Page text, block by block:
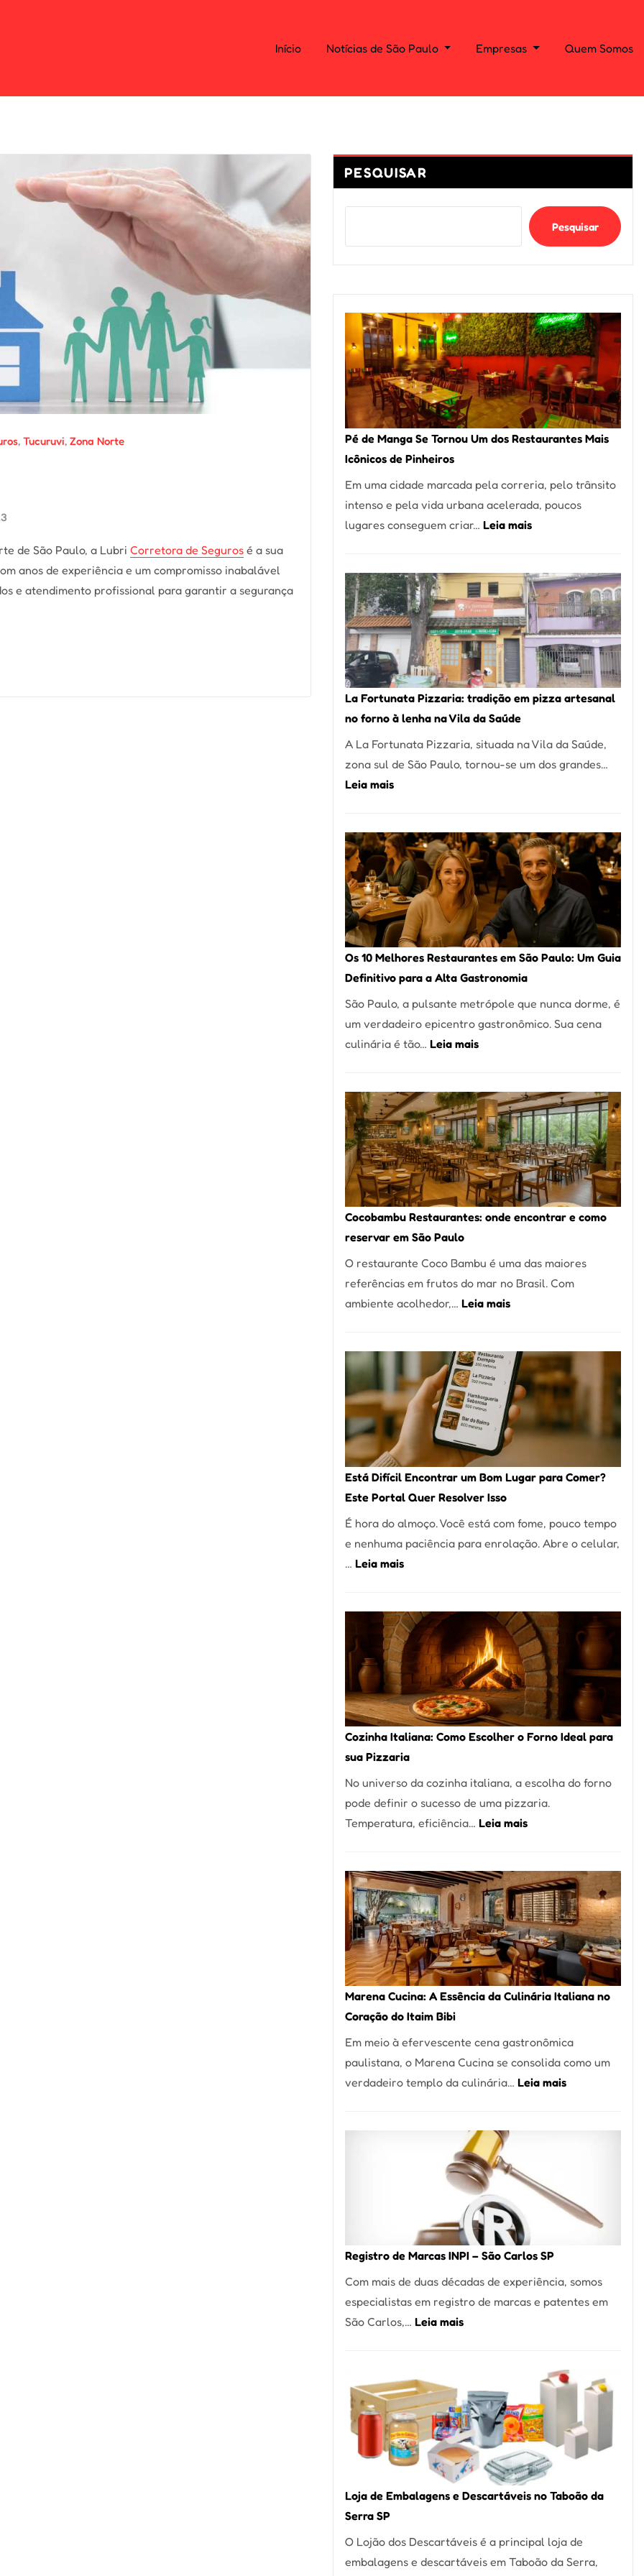
Início Notícias de São Paulo Empresas Quem Somos
, Tucuruvi, Zona Norte
de São Paulo, a Lubri Corretora de Seguros é a sua
anos de experiência e um compromisso inabalável
e atendimento profissional para garantir a segurança
PESQUISAR
Pesquisar
Pé de Manga Se Tornou Um dos Restaurantes Mais
Icônicos de Pinheiros
Em uma cidade marcada pela correria, pelo trânsito
intenso e pela vida urbana acelerada, poucos
lugares conseguem criar… Leia mais:
Manga
Se
Tornou
Um
dos
Restaurantes
Mais
de
Pinheiros
La Fortunata Pizzaria: tradição em pizza artesanal
no forno à lenha na Vila da Saúde
A La Fortunata Pizzaria, situada na Vila da Saúde,
zona sul de São Paulo, tornou-se um dos grandes…
Leia mais:
Pizzaria:
tradição
em
pizza
artesanal
no
forno
à
lenha
na
Vila
Os 10 Melhores Restaurantes em São Paulo: Um Guia
Definitivo para a Alta Gastronomia
São Paulo, a pulsante metrópole que nunca dorme, é
um verdadeiro epicentro gastronômico. Sua cena
culinária é tão… Leia mais:
Melhores
Restaurantes
em
São
Paulo:
Um
Guia
para
a
Alta
Cocobambu Restaurantes: onde encontrar e como
reservar em São Paulo
O restaurante Coco Bambu é uma das maiores
referências em frutos do mar no Brasil. Com
ambiente acolhedor,… Leia mais:
onde
encontrar
e
como
reservar
em
São
Está Difícil Encontrar um Bom Lugar para Comer?
Este Portal Quer Resolver Isso
É hora do almoço. Você está com fome, pouco tempo
e nenhuma paciência para enrolação. Abre o celular,
… Leia mais:
Encontrar
um
Bom
Lugar
para
Comer?
Este
Portal
Quer
Resolver
Isso
Cozinha Italiana: Como Escolher o Forno Ideal para
sua Pizzaria
No universo da cozinha italiana, a escolha do forno
pode definir o sucesso de uma pizzaria.
Temperatura, eficiência… Leia mais:
Como
Escolher
o
Forno
Ideal
para
sua
Marena Cucina: A Essência da Culinária Italiana no
Coração do Itaim Bibi
Em meio à efervescente cena gastronômica
paulistana, o Marena Cucina se consolida como um
verdadeiro templo da culinária… Leia mais:
Culinária
Italiana
do
Itaim
Registro de Marcas INPI – São Carlos SP
Com mais de duas décadas de experiência, somos
especialistas em registro de marcas e patentes em
São Carlos,… Leia mais:
INPI
–
São
Carlos
SP
Loja de Embalagens e Descartáveis no Taboão da
Serra SP
O Lojão dos Descartáveis é a principal loja de
embalagens e descartáveis em Taboão da Serra,